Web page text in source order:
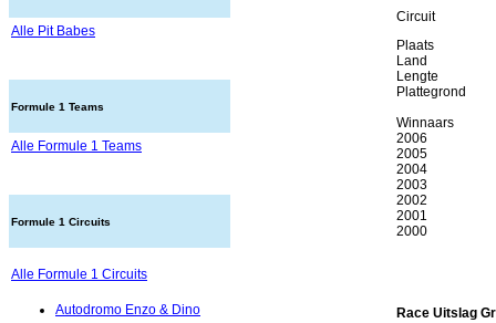
Alle Pit Babes
Formule 1 Teams
Alle Formule 1 Teams
Formule 1 Circuits
Alle Formule 1 Circuits
Autodromo Enzo & Dino
Circuit
Plaats
Land
Lengte
Plattegrond
Winnaars
2006
2005
2004
2003
2002
2001
2000
Race Uitslag